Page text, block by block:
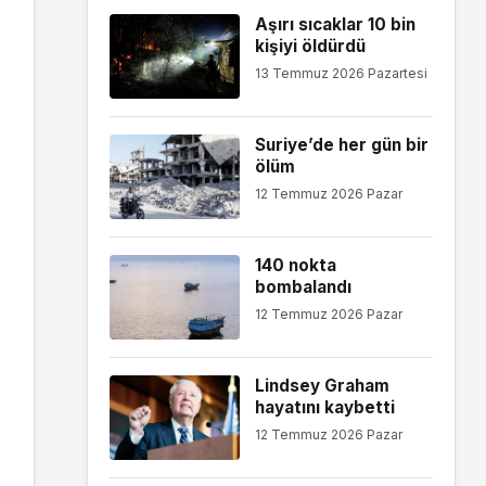
Aşırı sıcaklar 10 bin
kişiyi öldürdü
13 Temmuz 2026 Pazartesi
Suriye’de her gün bir
ölüm
12 Temmuz 2026 Pazar
140 nokta
bombalandı
12 Temmuz 2026 Pazar
Lindsey Graham
hayatını kaybetti
12 Temmuz 2026 Pazar